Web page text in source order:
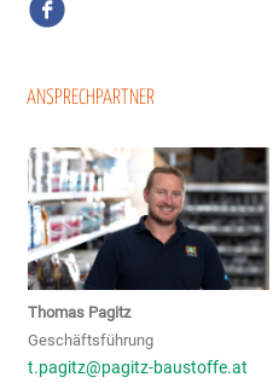
ANSPRECHPARTNER
Thomas Pagitz
Geschäftsführung
t.pagitz@pagitz-baustoffe.at